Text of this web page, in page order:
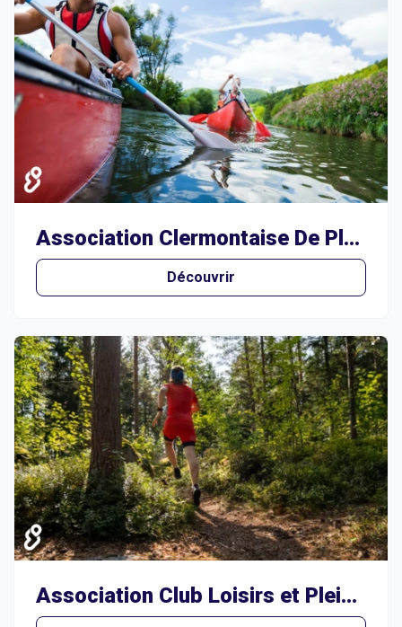
Association Clermontaise De Plongée
Découvrir
Association Club Loisirs et Plein Air